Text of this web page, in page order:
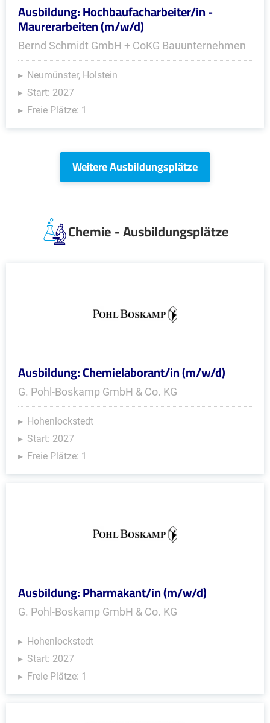
Ausbildung: Hochbaufacharbeiter/in -
Maurerarbeiten (m/w/d)
Bernd Schmidt GmbH + CoKG Bauunternehmen
Neumünster, Holstein
Start: 2027
Freie Plätze: 1
Weitere Ausbildungsplätze
Chemie - Ausbildungsplätze
Ausbildung: Chemielaborant/in (m/w/d)
G. Pohl-Boskamp GmbH & Co. KG
Hohenlockstedt
Start: 2027
Freie Plätze: 1
Ausbildung: Pharmakant/in (m/w/d)
G. Pohl-Boskamp GmbH & Co. KG
Hohenlockstedt
Start: 2027
Freie Plätze: 1